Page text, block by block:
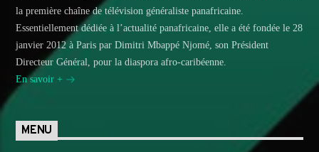
la première chaîne de télévision généraliste panafricaine.
Essentiellement dédiée à l’actualité panafricaine, elle a été fondée le 28
janvier 2012 à Paris par Dimitri Mbappé Njomé, son Président
Directeur Général, pour la diaspora afro-caribéenne.
En savoir +
MENU